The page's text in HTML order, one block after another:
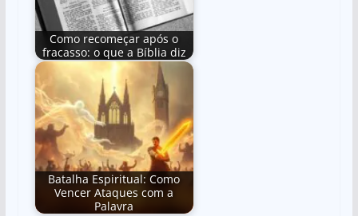
Como recomeçar após o
fracasso: o que a Bíblia diz
Batalha Espiritual: Como
Vencer Ataques com a
Palavra